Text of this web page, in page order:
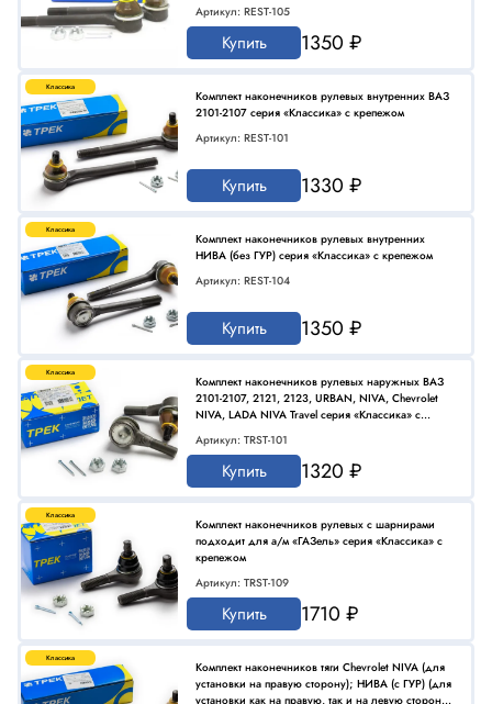
Артикул: REST-105
Купить 1350 ₽
Классика
Комплект наконечников рулевых внутренних ВАЗ
2101-2107 серия «Классика» с крепежом
Артикул: REST-101
Купить 1330 ₽
Классика
Комплект наконечников рулевых внутренних
НИВА (без ГУР) серия «Классика» с крепежом
Артикул: REST-104
Купить 1350 ₽
Классика
Комплект наконечников рулевых наружных ВАЗ
2101-2107, 2121, 2123, URBAN, NIVA, Chevrolet
NIVA, LADA NIVA Travel серия «Классика» с
Артикул: TRST-101
Купить 1320 ₽
Классика
Комплект наконечников рулевых с шарнирами
подходит для а/м «ГАЗель» серия «Классика» с
крепежом
Артикул: TRST-109
Купить 1710 ₽
Классика
Комплект наконечников тяги Chevrolet NIVA (для
установки на правую сторону); НИВА (с ГУР) (для
установки как на правую, так и на левую стороны)